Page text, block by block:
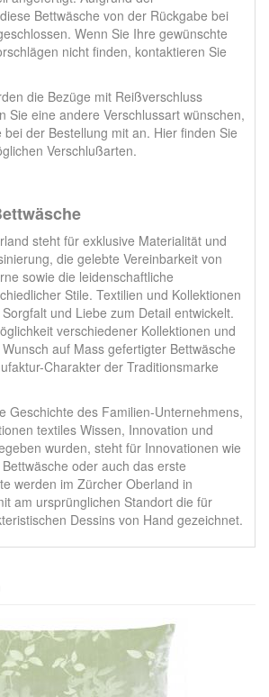
Bettwäsche von der Rückgabe bei
Wenn Sie Ihre gewünschte
nicht finden, kontaktieren Sie
die Bezüge mit Reißverschluss
Sie eine andere Verschlussart wünschen,
der Bestellung mit an. Hier finden Sie
Verschlußarten.
steht für exklusive Materialität und
die gelebte Vereinbarkeit von
sowie die leidenschaftliche
Stile. Textilien und Kollektionen
und Liebe zum Detail entwickelt.
verschiedener Kollektionen und
auf Mass gefertigter Bettwäsche
Charakter der Traditionsmarke
Geschichte des Familien-Unternehmens,
textiles Wissen, Innovation und
wurden, steht für Innovationen wie
oder auch das erste
werden im Zürcher Oberland in
am ursprünglichen Standort die für
Dessins von Hand gezeichnet.